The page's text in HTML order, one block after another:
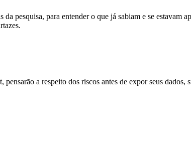
pesquisa, para entender o que já sabiam e se estavam
a respeito dos riscos antes de expor seus